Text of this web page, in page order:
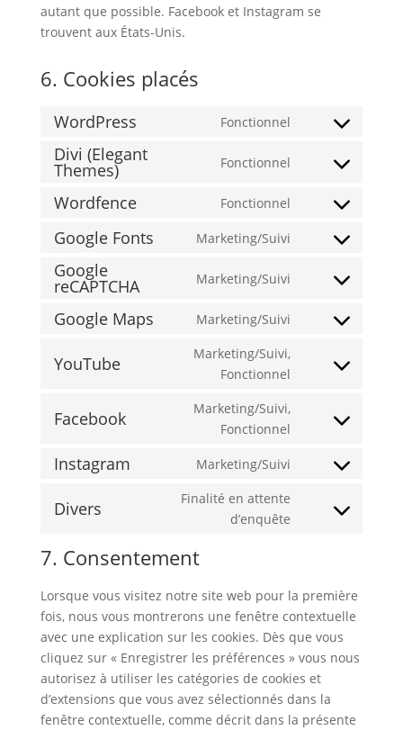
autant que possible. Facebook et Instagram se
trouvent aux États-Unis.
6. Cookies placés
WordPress Fonctionnel
Consent
service
Divi (Elegant
Themes) Fonctionnel
Consent
service
themes)
Wordfence Fonctionnel
Consent
wordfence
Google Fonts Marketing/Suivi
Consent
service
Google
reCAPTCHA Marketing/Suivi
Consent
service
recaptcha
Google Maps Marketing/Suivi
Consent
service
YouTube
Marketing/Suivi,
Fonctionnel
Consent
service
Facebook
Marketing/Suivi,
Fonctionnel
Consent
service
Instagram Marketing/Suivi
Consent
service
Divers
Finalité en attente
d’enquête
Consent
7. Consentement
Lorsque vous visitez notre site web pour la première
fois, nous vous montrerons une fenêtre contextuelle
avec une explication sur les cookies. Dès que vous
cliquez sur « Enregistrer les préférences » vous nous
autorisez à utiliser les catégories de cookies et
d’extensions que vous avez sélectionnés dans la
fenêtre contextuelle, comme décrit dans la présente